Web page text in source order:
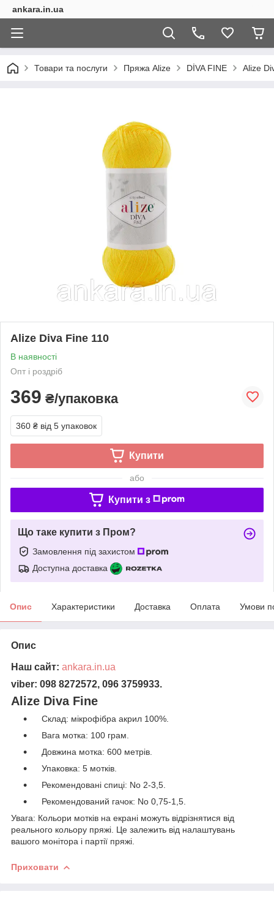
ankara.in.ua
Товари та послуги Пряжа Alize DİVA FINE Alize
Alize Diva Fine 110
В наявності
Опт і роздріб
369 ₴/упаковка
360 ₴ від 5 упаковок
Купити
або
Купити з
Що таке купити з Пром?
Замовлення під захистом
Доступна доставка
Опис Характеристики Доставка Оплата Умови
Опис
Наш сайт: ankara.in.ua
viber: 098 8272572, 096 3759933.
Alize Diva Fine
Склад: мікрофібра акрил 100%.
Вага мотка: 100 грам.
Довжина мотка: 600 метрів.
Упаковка: 5 мотків.
Рекомендовані спиці: No 2-3,5.
Рекомендований гачок: No 0,75-1,5.
Увага: Кольори мотків на екрані можуть відрізнятися від
реального кольору пряжі. Це залежить від налаштувань
вашого монітора і партії пряжі.
Приховати